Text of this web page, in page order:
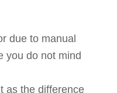
due to manual
you do not mind
as the difference